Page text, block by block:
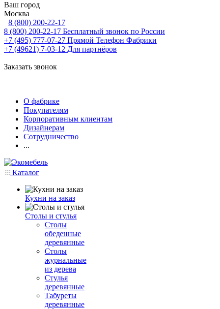
Ваш город
Москва
8 (800) 200-22-17
8 (800) 200-22-17 Бесплатный звонок по России
+7 (495) 777-07-27 Прямой Телефон Фабрики
+7 (49621) 7-03-12 Для партнёров
Заказать звонок
О фабрике
Покупателям
Корпоративным клиентам
Дизайнерам
Сотрудничество
...
Каталог
Кухни на заказ
Столы и стулья
Столы
обеденные
деревянные
Столы
журнальные
из дерева
Стулья
деревянные
Табуреты
деревянные